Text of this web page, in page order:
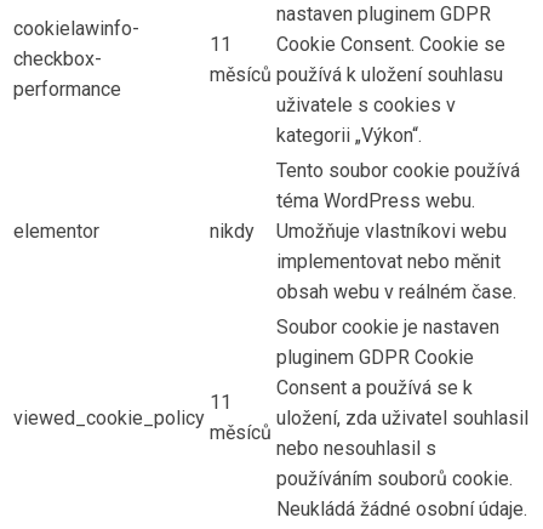
cookielawinfo-
checkbox-
performance
11
měsíců
nastaven pluginem GDPR
Cookie Consent. Cookie se
používá k uložení souhlasu
uživatele s cookies v
kategorii „Výkon“.
elementor nikdy
Tento soubor cookie používá
téma WordPress webu.
Umožňuje vlastníkovi webu
implementovat nebo měnit
obsah webu v reálném čase.
viewed_cookie_policy
11
měsíců
Soubor cookie je nastaven
pluginem GDPR Cookie
Consent a používá se k
uložení, zda uživatel souhlasil
nebo nesouhlasil s
používáním souborů cookie.
Neukládá žádné osobní údaje.